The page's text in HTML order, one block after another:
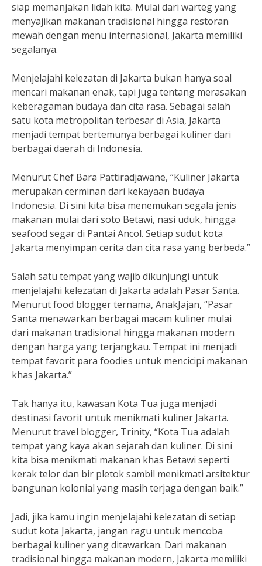
siap memanjakan lidah kita. Mulai dari warteg yang
menyajikan makanan tradisional hingga restoran
mewah dengan menu internasional, Jakarta memiliki
segalanya.
Menjelajahi kelezatan di Jakarta bukan hanya soal
mencari makanan enak, tapi juga tentang merasakan
keberagaman budaya dan cita rasa. Sebagai salah
satu kota metropolitan terbesar di Asia, Jakarta
menjadi tempat bertemunya berbagai kuliner dari
berbagai daerah di Indonesia.
Menurut Chef Bara Pattiradjawane, “Kuliner Jakarta
merupakan cerminan dari kekayaan budaya
Indonesia. Di sini kita bisa menemukan segala jenis
makanan mulai dari soto Betawi, nasi uduk, hingga
seafood segar di Pantai Ancol. Setiap sudut kota
Jakarta menyimpan cerita dan cita rasa yang berbeda.”
Salah satu tempat yang wajib dikunjungi untuk
menjelajahi kelezatan di Jakarta adalah Pasar Santa.
Menurut food blogger ternama, AnakJajan, “Pasar
Santa menawarkan berbagai macam kuliner mulai
dari makanan tradisional hingga makanan modern
dengan harga yang terjangkau. Tempat ini menjadi
tempat favorit para foodies untuk mencicipi makanan
khas Jakarta.”
Tak hanya itu, kawasan Kota Tua juga menjadi
destinasi favorit untuk menikmati kuliner Jakarta.
Menurut travel blogger, Trinity, “Kota Tua adalah
tempat yang kaya akan sejarah dan kuliner. Di sini
kita bisa menikmati makanan khas Betawi seperti
kerak telor dan bir pletok sambil menikmati arsitektur
bangunan kolonial yang masih terjaga dengan baik.”
Jadi, jika kamu ingin menjelajahi kelezatan di setiap
sudut kota Jakarta, jangan ragu untuk mencoba
berbagai kuliner yang ditawarkan. Dari makanan
tradisional hingga makanan modern, Jakarta memiliki